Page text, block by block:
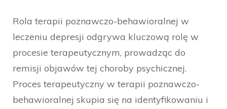
Rola terapii poznawczo-behawioralnej w
leczeniu depresji odgrywa kluczową rolę w
procesie terapeutycznym, prowadząc do
remisji objawów tej choroby psychicznej.
Proces terapeutyczny w terapii poznawczo-
behawioralnej skupia się na identyfikowaniu i